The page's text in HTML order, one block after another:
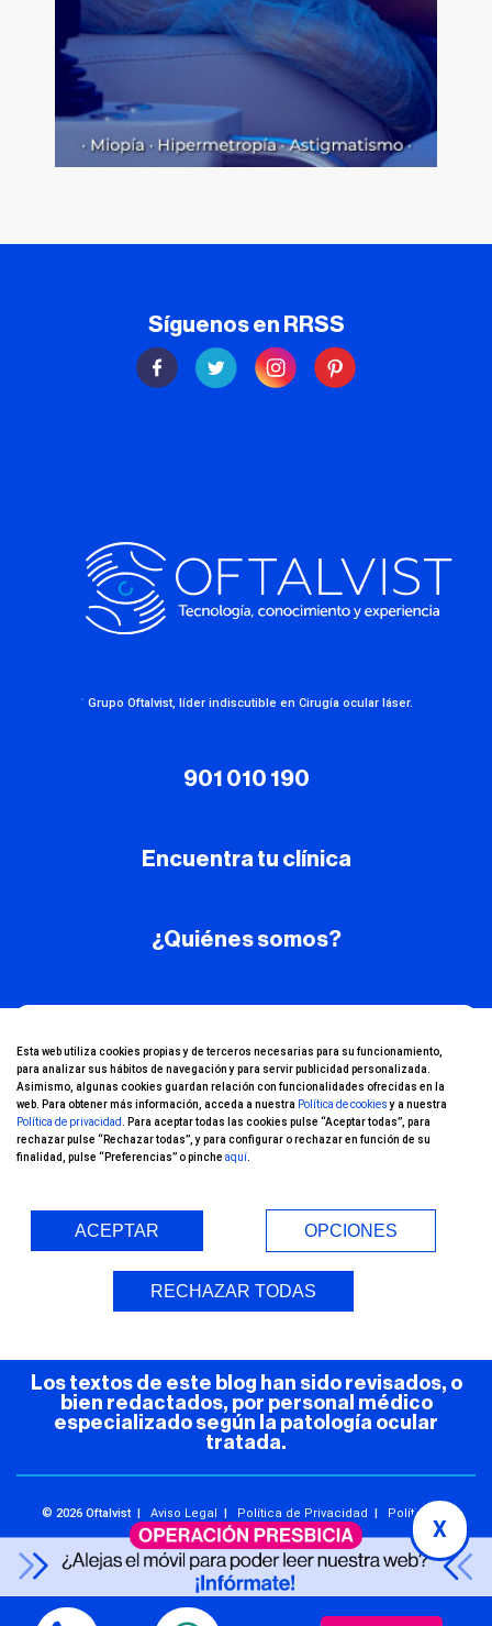
Síguenos en RRSS
· Grupo Oftalvist, líder indiscutible en Cirugía ocular láser.
901 010 190
Encuentra tu clínica
¿Quiénes somos?
¡Conoce nuestro
canal de YouTube!
Entorno Seguro (COVID-19)
Los textos de este blog han sido revisados, o
bien redactados, por personal médico
especializado según la patología ocular
tratada.
© 2026 Oftalvist | Aviso Legal | Política de Privacidad | Política de
Cookies
Esta web utiliza cookies propias y de terceros necesarias para su funcionamiento,
para analizar sus hábitos de navegación y para servir publicidad personalizada.
Asimismo, algunas cookies guardan relación con funcionalidades ofrecidas en la
web. Para obtener más información, acceda a nuestra Política de cookiesy a nuestra
Política de privacidad
. Para aceptar todas las cookies pulse “Aceptar todas”, para
rechazar pulse “Rechazar todas”, y para configurar o rechazar en función de su
finalidad, pulse “Preferencias” o pinche aquí
ACEPTAR OPCIONES
RECHAZAR TODAS
X